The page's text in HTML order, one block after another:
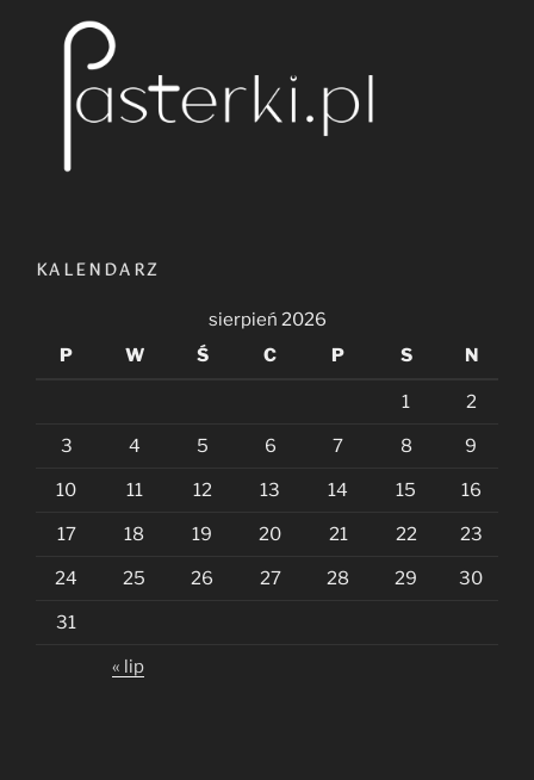
KALENDARZ
sierpień 2026
P
W Ś C P S N
1 2
3 4 5 6 7 8 9
10 11 12 13 14 15 16
17 18 19 20 21 22 23
24 25 26 27 28 29 30
31
« lip